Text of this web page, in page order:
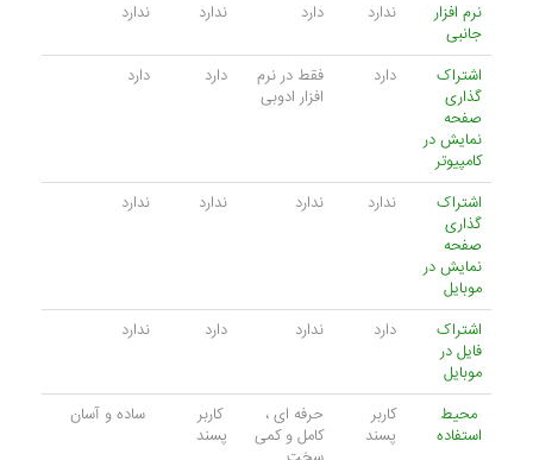
نرم افزار
جانبی
ندارد دارد ندارد ندارد
اشتراک
گذاری
صفحه
نمایش در
کامپیوتر
دارد
فقط در نرم
افزار ادوبی
دارد دارد
اشتراک
گذاری
صفحه
نمایش در
موبایل
ندارد ندارد ندارد ندارد
اشتراک
فایل در
موبایل
دارد ندارد دارد ندارد
محیط
استفاده
کاربر
پسند
حرفه ای ،
کامل و کمی
کاربر
پسند
ساده و آسان